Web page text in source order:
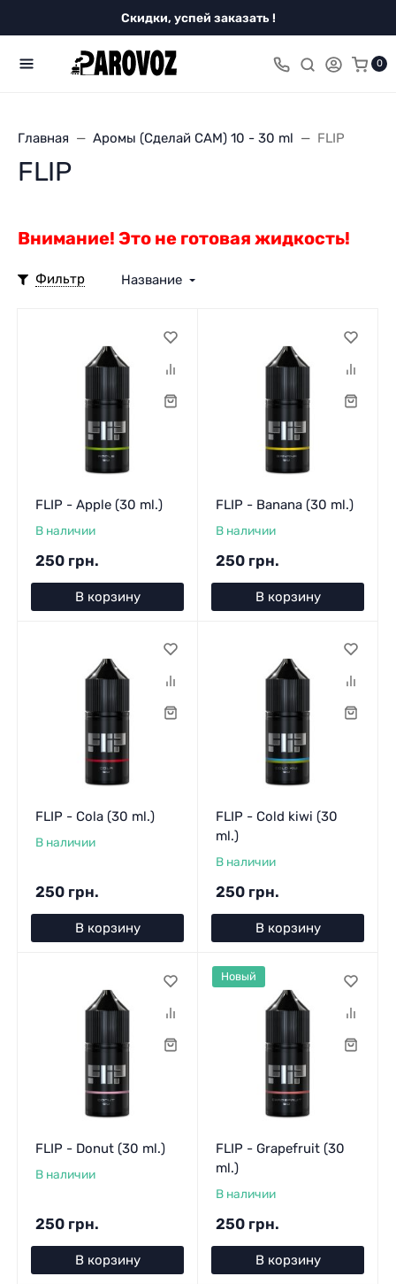
Скидки, успей заказать !
0
Главная Аромы (Сделай САМ) 10 - 30 ml FLIP
FLIP
Внимание! Это не готовая жидкость!
Фильтр Название
FLIP - Apple (30 ml.)
В наличии
250 грн.
В корзину
FLIP - Banana (30 ml.)
В наличии
250 грн.
В корзину
FLIP - Cola (30 ml.)
В наличии
250 грн.
В корзину
FLIP - Cold kiwi (30
ml.)
В наличии
250 грн.
В корзину
FLIP - Donut (30 ml.)
В наличии
250 грн.
В корзину
FLIP - Grapefruit (30
ml.)
В наличии
250 грн.
В корзину
Новый